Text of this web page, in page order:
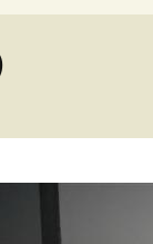
τάξη… εξ
τάξη… εξ